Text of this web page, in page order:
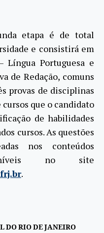
etapa é de total
e consistirá em
Língua Portuguesa e
de Redação, comuns
provas de disciplinas
que o candidato
de habilidades
cursos. As questões
nos conteúdos
no site
.
DO RIO DE JANEIRO